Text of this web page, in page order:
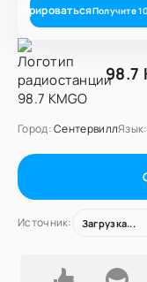
Получите
98.7
Город:СентервиллЯзык:
Источник: Загрузка...